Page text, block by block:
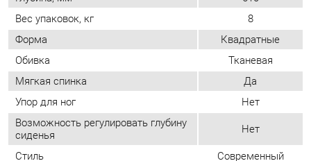
Упор для ног
Нет
Возможность регулировать глубину
сиденья Нет
Стиль
Современный
Мягкое сиденье
Да
Съемный чехол
Нет
Возможность регулировать высоту
сиденья
Нет